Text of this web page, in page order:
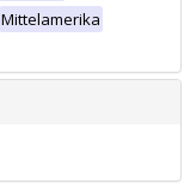
Mittelamerika